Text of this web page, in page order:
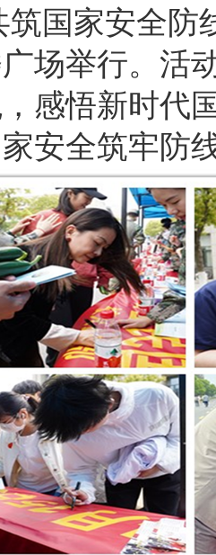
筑国家安全防
场举行。活
感悟新时代
安全筑牢防